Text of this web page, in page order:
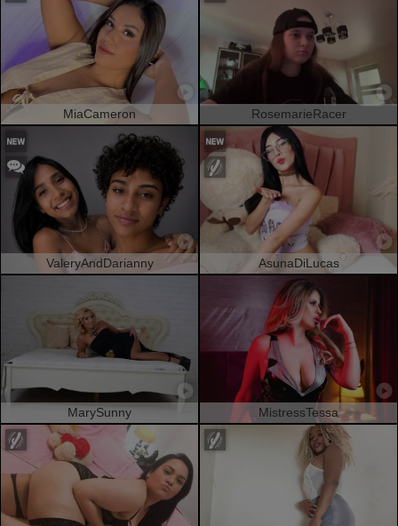
MiaCameron RosemarieRacer
ValeryAndDarianny AsunaDiLucas
MarySunny MistressTessa